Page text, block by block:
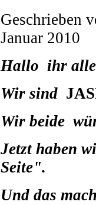
Geschrieben
Januar 2010
Hallo ihr alle
Wir sind
Wir beide
Jetzt haben
Seite".
Und das